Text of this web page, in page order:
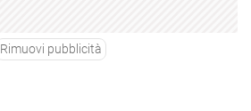
Rimuovi pubblicità